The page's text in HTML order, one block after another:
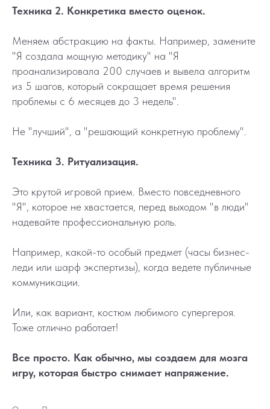
Техника 2. Конкретика вместо оценок.
Меняем абстракцию на факты. Например, замените
"Я создала мощную методику" на "Я
проанализировала 200 случаев и вывела алгоритм
из 5 шагов, который сокращает время решения
проблемы с 6 месяцев до 3 недель".
Не "лучший", а "решающий конкретную проблему".
Техника 3. Ритуализация.
Это крутой игровой прием. Вместо повседневного
"Я", которое не хвастается, перед выходом "в люди"
надевайте профессиональную роль.
Например, какой-то особый предмет (часы бизнес-
леди или шарф экспертизы), когда ведете публичные
коммуникации.
Или, как вариант, костюм любимого супергероя.
Тоже отлично работает!
Все просто. Как обычно, мы создаем для мозга
игру, которая быстро снимает напряжение.